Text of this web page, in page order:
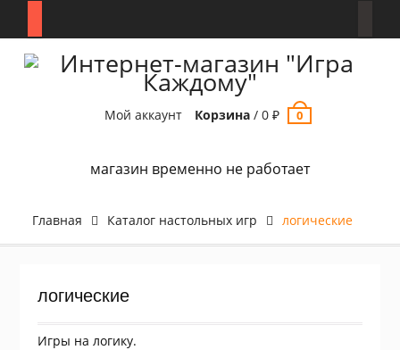
Мой аккаунт
Корзина /0₽ 0
магазин временно не работает
Главная Каталог настольных игр логические
логические
Игры на логику.